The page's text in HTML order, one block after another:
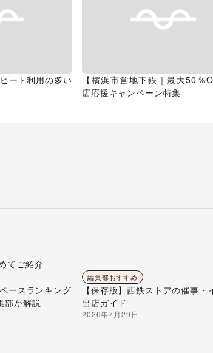
ート利用の多い
【横浜市営地下鉄｜最大50％
店応援キャンペーン特集
てご紹介
ースランキング
部が解説
編集部おすすめ
【保存版】西鉄ストアの催事・
出店ガイド
2026年7月29日